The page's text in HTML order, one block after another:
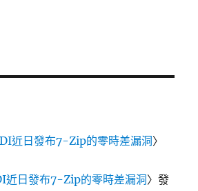
近日發布7-Zip的零時差漏洞〉
近日發布7-Zip的零時差漏洞〉發